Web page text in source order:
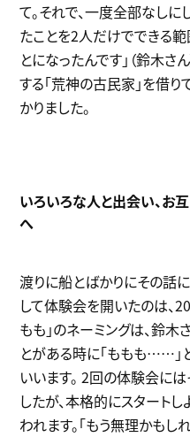
て。それで、一度全部なしに
たことを2人だけでできる範
とになったんです」（鈴木さ
する「荒神の古民家」を借
かりました。
いろいろな人と出会い、お
へ
渡りに船とばかりにその話
して体験会を開いたのは、
もも」のネーミングは、鈴
とがある時に「ももも……」
いいます。 2回の体験会に
したが、本格的にスタート
われます。「もう無理かも